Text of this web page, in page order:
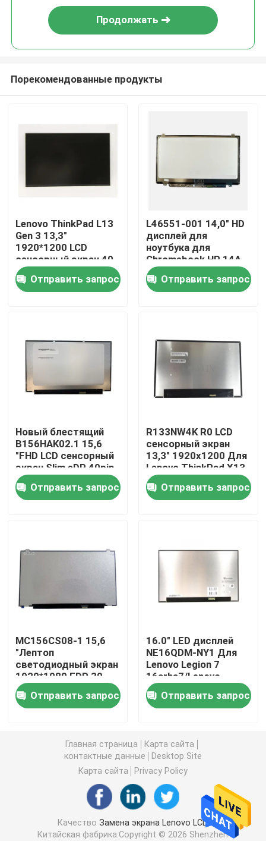
Дом
Продукты
О нас
Путешествие фабрики
Свяжитесь мы
Спросите цитату
Замена экрана Dell LCD
Замена экрана HP LCD
Замена экрана LCD Acer
Замена экрана Macbook LCD
Замена экрана Asus LCD
Замена экрана LCD ноутбука Samsung
Экран СИД ноутбука
Продолжать
Порекомендованные продукты
Lenovo ThinkPad L13
Gen 3 13,3"
1920*1200 LCD
сенсорный экран 40
пин Узкий R133NW4K
R0 Отправить запрос
L46551-001 14,0" HD
дисплей для
ноутбука для
Chromebook HP 14A
G5
Отправить запрос
Новый блестящий
B156HAK02.1 15,6
"FHD LCD сенсорный
экран Slim eDP 40pin
узкий без скобков
IPS панель
Отправить запрос
R133NW4K R0 LCD
сенсорный экран
13,3" 1920x1200 Для
Lenovo ThinkPad X13
Gen 2/L13 Gen 3
Отправить запрос
MC156CS08-1 15,6
"Лептоп
светодиодный экран
1920*1080 EDP 30
пин для HP ProBook
450 G5Отправить запрос
16.0" LED дисплей
NE16QDM-NY1 Для
Lenovo Legion 7
16arha7/Lenovo
Legion 5 Pro 16
Отправить запрос
Главная страница
Карта сайта
контактные данные
Desktop Site
Карта сайта
Privacy Policy
КачествоЗамена экрана Lenovo LCD
Китайская фабрика.Copyright © 2026 Shenzhen